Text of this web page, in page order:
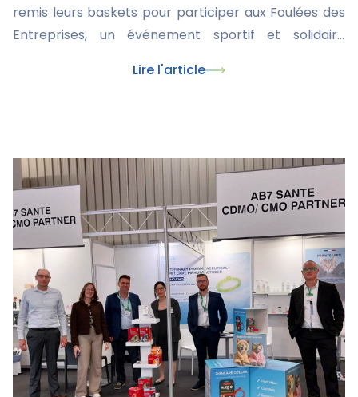
remis leurs baskets pour participer aux Foulées des
Entreprises, un événement sportif et solidaire
Lire l'article